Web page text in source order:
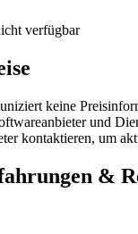
verfügbar
keine
und
kontaktieren, um
&